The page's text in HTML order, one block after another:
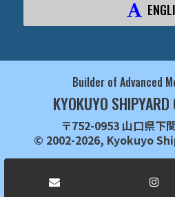
Builder of Advanced
KYOKUYO SHIPYARD
〒752-0953 山口県下
© 2002-2026, Kyokuyo